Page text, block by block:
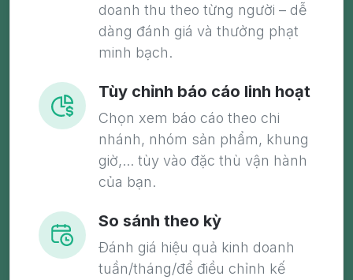
doanh thu theo từng người – dễ
dàng đánh giá và thưởng phạt
minh bạch.
Tùy chỉnh báo cáo linh hoạt
Chọn xem báo cáo theo chi
nhánh, nhóm sản phẩm, khung
giờ,... tùy vào đặc thù vận hành
của bạn.
So sánh theo kỳ
Đánh giá hiệu quả kinh doanh
tuần/tháng/để điều chỉnh kế